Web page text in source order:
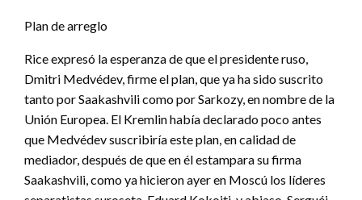
Plan de arreglo
Rice expresó la esperanza de que el presidente ruso,
Dmitri Medvédev, firme el plan, que ya ha sido suscrito
tanto por Saakashvili como por Sarkozy, en nombre de la
Unión Europea. El Kremlin había declarado poco antes
que Medvédev suscribiría este plan, en calidad de
mediador, después de que en él estampara su firma
Saakashvili, como ya hicieron ayer en Moscú los líderes